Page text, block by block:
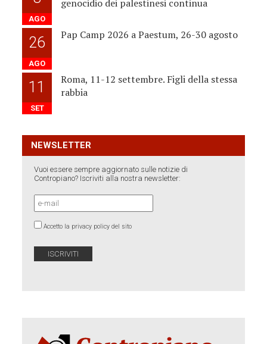
AGO
genocidio dei palestinesi continua
26
AGO
Pap Camp 2026 a Paestum, 26-30 agosto
11
SET
Roma, 11-12 settembre. Figli della stessa
rabbia
NEWSLETTER
Vuoi essere sempre aggiornato sulle notizie di
Contropiano? Iscriviti alla nostra newsletter:
Accetto la privacy policy del sito